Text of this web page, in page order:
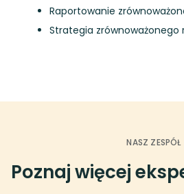
Raportowanie
Strategia zrównoważonego
NASZ ZESPÓŁ
Poznaj więcej